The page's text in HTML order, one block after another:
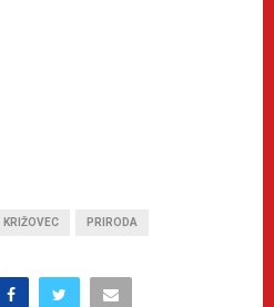
KRIŽOVEC PRIRODA